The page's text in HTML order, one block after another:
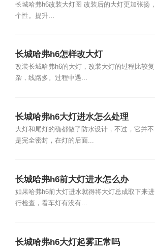
长城哈弗h6改装大灯图 改装后的大灯更加张扬，
个性。提升...
长城哈弗h6怎样改大灯
改装长城哈弗h6的大灯，改装大灯的过程比较复
杂，线路多。过程中遇...
长城哈弗h6大灯进水怎么处理
大灯和尾灯的确都做了防水设计，不过，它并不
是完全密封，在灯的后面...
长城哈弗h6前大灯进水怎么办
如果哈弗h6前大灯进水就得将大灯总成取下来进
行检查，看车灯有没有...
长城哈弗h6大灯起雾正常吗